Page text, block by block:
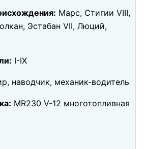
Марс, Стигии VIII,
Эстабан VII, Люций,
I-IX
наводчик, механик-водитель
MR230 V-12 многотопливная